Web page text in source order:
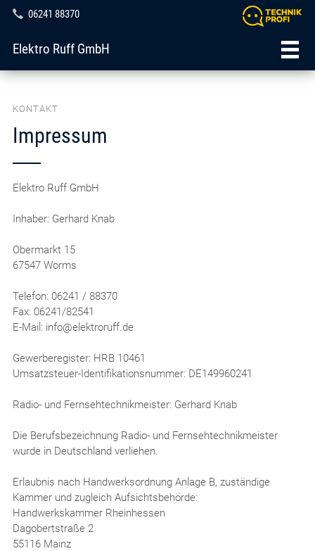
06241 88370
Elektro Ruff GmbH
KONTAKT
Impressum
Elektro Ruff GmbH
Inhaber: Gerhard Knab
Obermarkt 15
67547 Worms
Telefon: 06241 / 88370
Fax: 06241/82541
E-Mail: info@elektroruff.de
Gewerberegister: HRB 10461
Umsatzsteuer-Identifikationsnummer: DE149960241
Radio- und Fernsehtechnikmeister: Gerhard Knab
Die Berufsbezeichnung Radio- und Fernsehtechnikmeister
wurde in Deutschland verliehen.
Erlaubnis nach Handwerksordnung Anlage B, zuständige
Kammer und zugleich Aufsichtsbehörde:
Handwerkskammer Rheinhessen
Dagobertstraße 2
55116 Mainz